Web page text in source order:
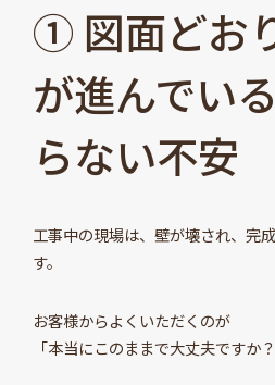
① 図面どお
が進んでい
らない不安
工事中の現場は、壁が壊され、完
す。
お客様からよくいただくのが
「本当にこのままで大丈夫ですか